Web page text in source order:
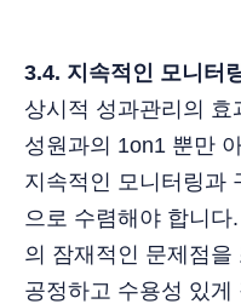
3.4. 지속적인 모니터
상시적 성과관리의
성원과의 1on1 뿐만
지속적인 모니터링과
으로 수렴해야 합니다
의 잠재적인 문제점을
공정하고 수용성 있